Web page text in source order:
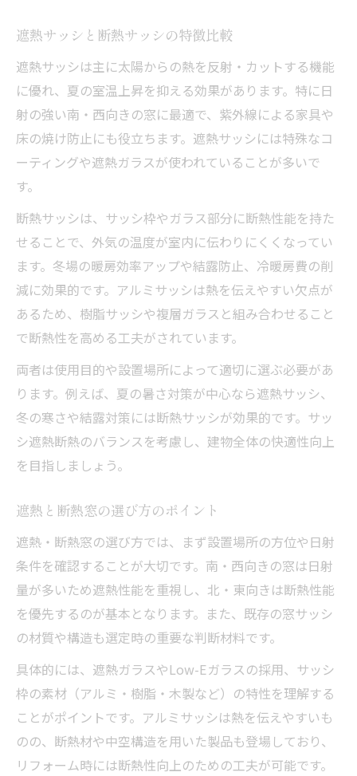
遮熱サッシと断熱サッシの特徴比較
遮熱サッシは主に太陽からの熱を反射・カットする機能
に優れ、夏の室温上昇を抑える効果があります。特に日
射の強い南・西向きの窓に最適で、紫外線による家具や
床の焼け防止にも役立ちます。遮熱サッシには特殊なコ
ーティングや遮熱ガラスが使われていることが多いで
す。
断熱サッシは、サッシ枠やガラス部分に断熱性能を持た
せることで、外気の温度が室内に伝わりにくくなってい
ます。冬場の暖房効率アップや結露防止、冷暖房費の削
減に効果的です。アルミサッシは熱を伝えやすい欠点が
あるため、樹脂サッシや複層ガラスと組み合わせること
で断熱性を高める工夫がされています。
両者は使用目的や設置場所によって適切に選ぶ必要があ
ります。例えば、夏の暑さ対策が中心なら遮熱サッシ、
冬の寒さや結露対策には断熱サッシが効果的です。サッ
シ遮熱断熱のバランスを考慮し、建物全体の快適性向上
を目指しましょう。
遮熱と断熱窓の選び方のポイント
遮熱・断熱窓の選び方では、まず設置場所の方位や日射
条件を確認することが大切です。南・西向きの窓は日射
量が多いため遮熱性能を重視し、北・東向きは断熱性能
を優先するのが基本となります。また、既存の窓サッシ
の材質や構造も選定時の重要な判断材料です。
具体的には、遮熱ガラスやLow-Eガラスの採用、サッシ
枠の素材（アルミ・樹脂・木製など）の特性を理解する
ことがポイントです。アルミサッシは熱を伝えやすいも
のの、断熱材や中空構造を用いた製品も登場しており、
リフォーム時には断熱性向上のための工夫が可能です。